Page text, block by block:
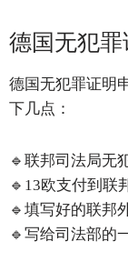
德国无犯
德国无犯罪证明
下几点：
🔹联邦司法局无
🔹13欧支付到联
🔹填写好的联邦
🔹写给司法部的